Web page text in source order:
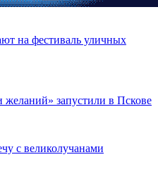
на фестиваль уличных
запустили в Пскове
с великолучанами